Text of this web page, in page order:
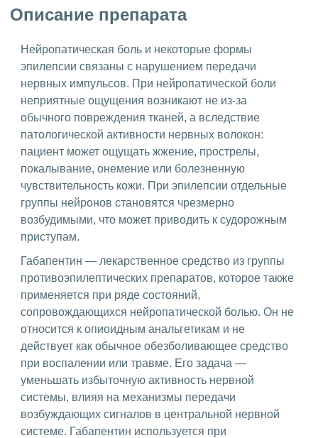
Описание препарата
Нейропатическая боль и некоторые формы
эпилепсии связаны с нарушением передачи
нервных импульсов. При нейропатической боли
неприятные ощущения возникают не из-за
обычного повреждения тканей, а вследствие
патологической активности нервных волокон:
пациент может ощущать жжение, прострелы,
покалывание, онемение или болезненную
чувствительность кожи. При эпилепсии отдельные
группы нейронов становятся чрезмерно
возбудимыми, что может приводить к судорожным
приступам.
Габапентин — лекарственное средство из группы
противоэпилептических препаратов, которое также
применяется при ряде состояний,
сопровождающихся нейропатической болью. Он не
относится к опиоидным анальгетикам и не
действует как обычное обезболивающее средство
при воспалении или травме. Его задача —
уменьшать избыточную активность нервной
системы, влияя на механизмы передачи
возбуждающих сигналов в центральной нервной
системе. Габапентин используется при